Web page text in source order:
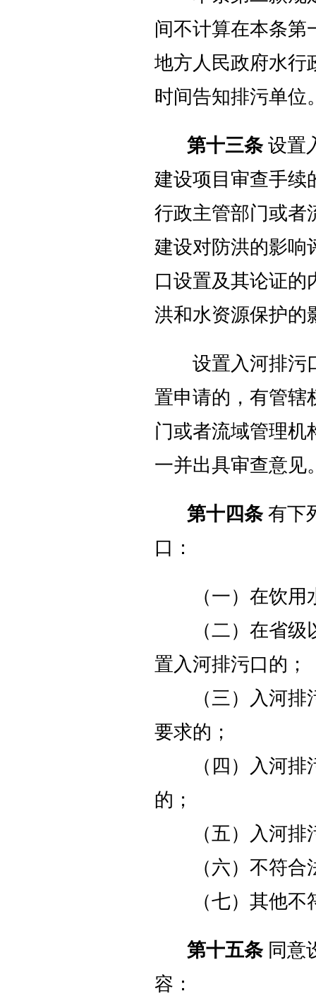
间不计算在本条第
地方人民政府水行
时间告知排污单位
第十三条设置
建设项目审查手续
行政主管部门或者
建设对防洪的影响
口设置及其论证的
洪和水资源保护
设置入河排污口
置申请的，有管辖
门或者流域管理机
一并出具审查意见
第十四条有下
口：
（一）在饮用水
（二）在省级以
置入河排污口的；
（三）入河排污
要求的；
（四）入河排污
的；
（五）入河排
（六）不符合法
（七）其他不符
第十五条同意
容：